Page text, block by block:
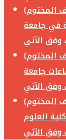
المختوم)
في جامعة
المختوم)
جامعة
المختوم)
العلوم